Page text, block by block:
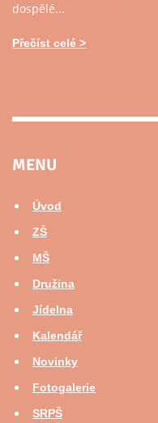
dospělé...
Přečíst celé
MENU
Úvod
ZŠ
MŠ
Družina
Jídelna
Kalendář
Novinky
Fotogalerie
SRPŠ